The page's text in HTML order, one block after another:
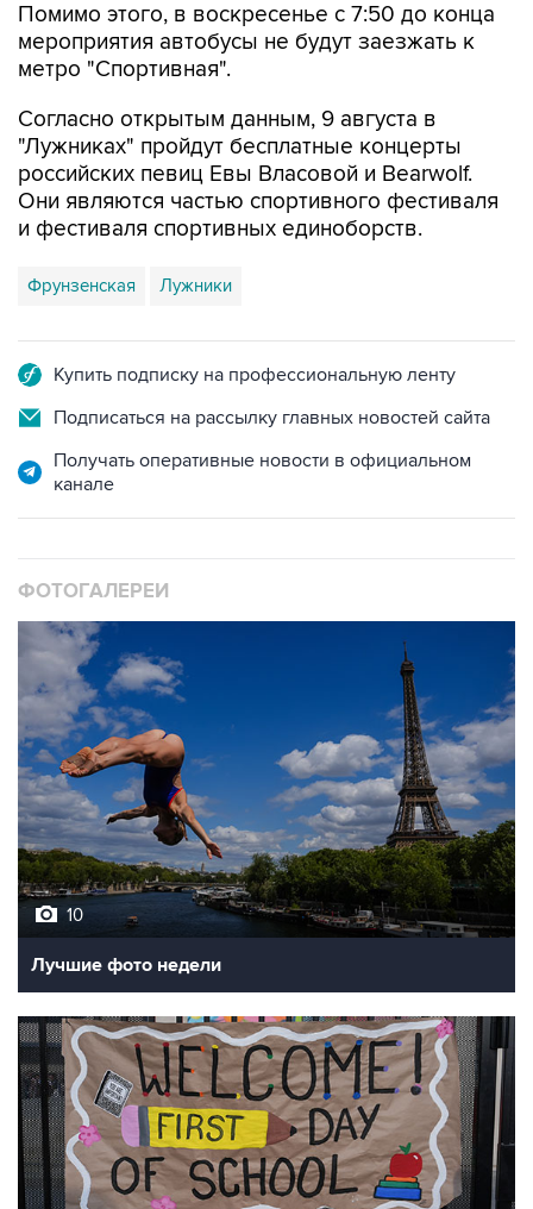
Помимо этого, в воскресенье с 7:50 до конца
мероприятия автобусы не будут заезжать к
метро "Спортивная".
Согласно открытым данным, 9 августа в
"Лужниках" пройдут бесплатные концерты
российских певиц Евы Власовой и Bearwolf.
Они являются частью спортивного фестиваля
и фестиваля спортивных единоборств.
Фрунзенская Лужники
Купить подписку на профессиональную ленту
Подписаться на рассылку главных новостей сайта
Получать оперативные новости в официальном
канале
ФОТОГАЛЕРЕИ
10
Лучшие фото недели